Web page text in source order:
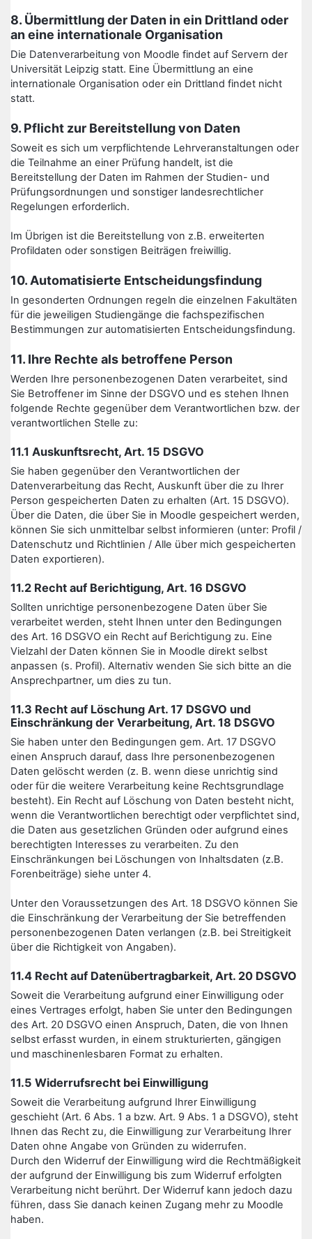
8. Übermittlung der Daten in ein Drittland oder
an eine internationale Organisation
Die Datenverarbeitung von Moodle findet auf Servern der
Universität Leipzig statt. Eine Übermittlung an eine
internationale Organisation oder ein Drittland findet nicht
statt.
9. Pflicht zur Bereitstellung von Daten
Soweit es sich um verpflichtende Lehrveranstaltungen oder
die Teilnahme an einer Prüfung handelt, ist die
Bereitstellung der Daten im Rahmen der Studien- und
Prüfungsordnungen und sonstiger landesrechtlicher
Regelungen erforderlich.
Im Übrigen ist die Bereitstellung von z.B. erweiterten
Profildaten oder sonstigen Beiträgen freiwillig.
10. Automatisierte Entscheidungsfindung
In gesonderten Ordnungen regeln die einzelnen Fakultäten
für die jeweiligen Studiengänge die fachspezifischen
Bestimmungen zur automatisierten Entscheidungsfindung.
11. Ihre Rechte als betroffene Person
Werden Ihre personenbezogenen Daten verarbeitet, sind
Sie Betroffener im Sinne der DSGVO und es stehen Ihnen
folgende Rechte gegenüber dem Verantwortlichen bzw. der
verantwortlichen Stelle zu:
11.1 Auskunftsrecht, Art. 15 DSGVO
Sie haben gegenüber den Verantwortlichen der
Datenverarbeitung das Recht, Auskunft über die zu Ihrer
Person gespeicherten Daten zu erhalten (Art. 15 DSGVO).
Über die Daten, die über Sie in Moodle gespeichert werden,
können Sie sich unmittelbar selbst informieren (unter: Profil /
Datenschutz und Richtlinien / Alle über mich gespeicherten
Daten exportieren).
11.2 Recht auf Berichtigung, Art. 16 DSGVO
Sollten unrichtige personenbezogene Daten über Sie
verarbeitet werden, steht Ihnen unter den Bedingungen
des Art. 16 DSGVO ein Recht auf Berichtigung zu. Eine
Vielzahl der Daten können Sie in Moodle direkt selbst
anpassen (s. Profil). Alternativ wenden Sie sich bitte an die
Ansprechpartner, um dies zu tun.
11.3 Recht auf Löschung Art. 17 DSGVO und
Einschränkung der Verarbeitung, Art. 18 DSGVO
Sie haben unter den Bedingungen gem. Art. 17 DSGVO
einen Anspruch darauf, dass Ihre personenbezogenen
Daten gelöscht werden (z. B. wenn diese unrichtig sind
oder für die weitere Verarbeitung keine Rechtsgrundlage
besteht). Ein Recht auf Löschung von Daten besteht nicht,
wenn die Verantwortlichen berechtigt oder verpflichtet sind,
die Daten aus gesetzlichen Gründen oder aufgrund eines
berechtigten Interesses zu verarbeiten. Zu den
Einschränkungen bei Löschungen von Inhaltsdaten (z.B.
Forenbeiträge) siehe unter 4.
Unter den Voraussetzungen des Art. 18 DSGVO können Sie
die Einschränkung der Verarbeitung der Sie betreffenden
personenbezogenen Daten verlangen (z.B. bei Streitigkeit
über die Richtigkeit von Angaben).
11.4 Recht auf Datenübertragbarkeit, Art. 20 DSGVO
Soweit die Verarbeitung aufgrund einer Einwilligung oder
eines Vertrages erfolgt, haben Sie unter den Bedingungen
des Art. 20 DSGVO einen Anspruch, Daten, die von Ihnen
selbst erfasst wurden, in einem strukturierten, gängigen
und maschinenlesbaren Format zu erhalten.
11.5 Widerrufsrecht bei Einwilligung
Soweit die Verarbeitung aufgrund Ihrer Einwilligung
geschieht (Art. 6 Abs. 1 a bzw. Art. 9 Abs. 1 a DSGVO), steht
Ihnen das Recht zu, die Einwilligung zur Verarbeitung Ihrer
Daten ohne Angabe von Gründen zu widerrufen.
Durch den Widerruf der Einwilligung wird die Rechtmäßigkeit
der aufgrund der Einwilligung bis zum Widerruf erfolgten
Verarbeitung nicht berührt. Der Widerruf kann jedoch dazu
führen, dass Sie danach keinen Zugang mehr zu Moodle
haben.